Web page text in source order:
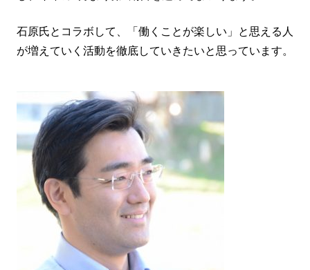
石原氏とコラボして、「働くことが楽しい」と思える人
が増えていく活動を徹底していきたいと思っています。